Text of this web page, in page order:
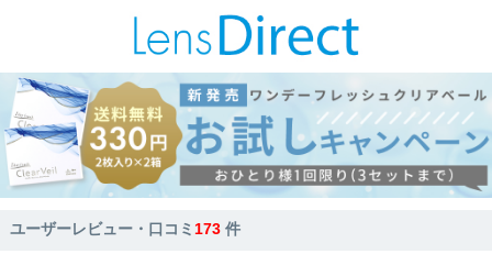
ユーザーレビュー・口コミ173 件